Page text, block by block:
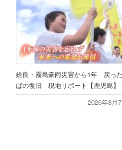
姶良・霧島豪雨災害から1年 戻っ
ばの復旧 現地リポート【鹿児島】
2026年8月